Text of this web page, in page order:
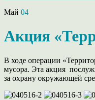
Май 04
Акция
В ходе операции
мусора. Эта акция
за охрану окружающей